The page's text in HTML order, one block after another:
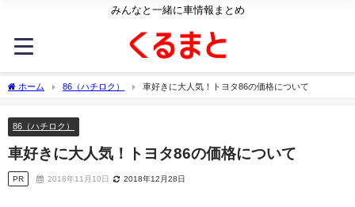
みんなと一緒に車情報まとめ
ホーム 86（ハチロク） 車好きに大人気！トヨタ86の価格について
86（ハチロク）
車好きに大人気！トヨタ86の価格について
PR 2018年11月10日 2018年12月28日